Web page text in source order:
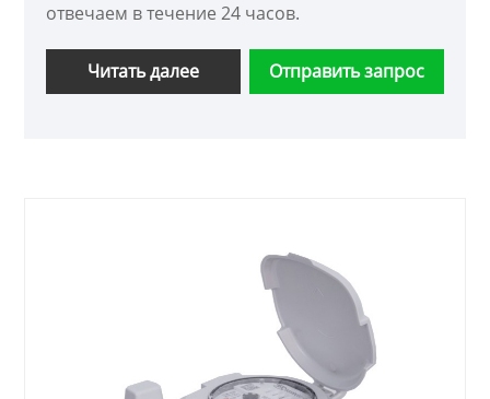
отвечаем в течение 24 часов.
Читать далее Отправить запрос